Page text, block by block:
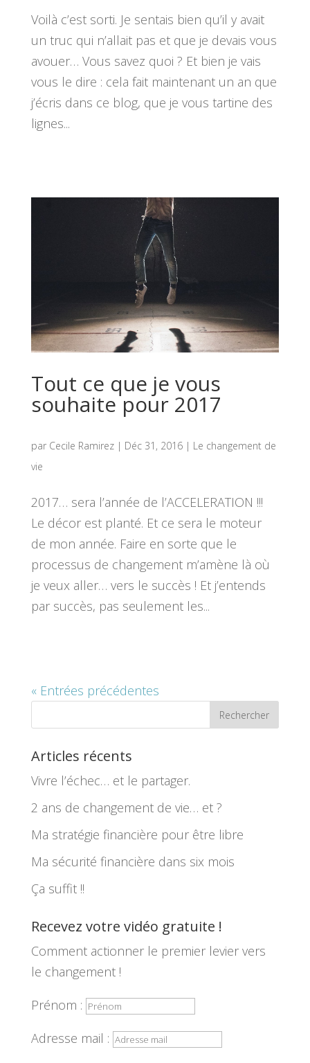
Voilà c’est sorti. Je sentais bien qu’il y avait
un truc qui n’allait pas et que je devais vous
avouer… Vous savez quoi ? Et bien je vais
vous le dire : cela fait maintenant un an que
j’écris dans ce blog, que je vous tartine des
lignes...
Tout ce que je vous
souhaite pour 2017
par Cecile Ramirez| Déc 31, 2016| Le changement de
vie
2017… sera l’année de l’ACCELERATION !!!
Le décor est planté. Et ce sera le moteur
de mon année. Faire en sorte que le
processus de changement m’amène là où
je veux aller… vers le succès ! Et j’entends
par succès, pas seulement les...
« Entrées précédentes
Articles récents
Vivre l’échec… et le partager.
2 ans de changement de vie… et ?
Ma stratégie financière pour être libre
Ma sécurité financière dans six mois
Ça suffit !!
Recevez votre vidéo gratuite !
Comment actionner le premier levier vers
le changement !
Prénom :
Adresse mail :